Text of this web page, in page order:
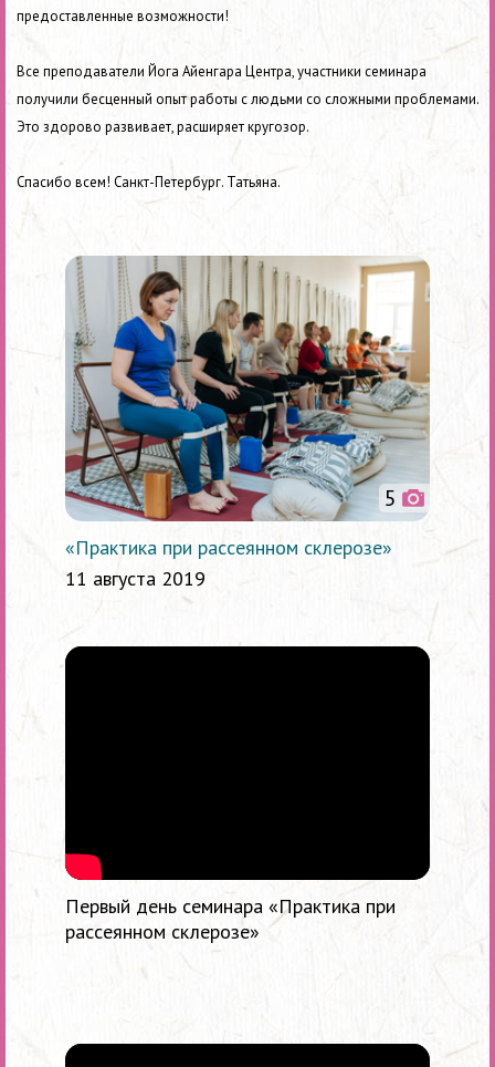
предоставленные возможности!
Все преподаватели Йога Айенгара Центра, участники семинара
получили бесценный опыт работы с людьми со сложными проблемами.
Это здорово развивает, расширяет кругозор.
Спасибо всем! Санкт-Петербург. Татьяна.
5
«Практика при рассеянном склерозе»
11 августа 2019
Первый день семинара «Практика при
рассеянном склерозе»